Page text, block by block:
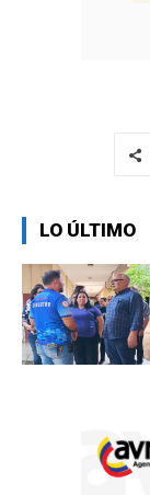
LO ÚLTIMO